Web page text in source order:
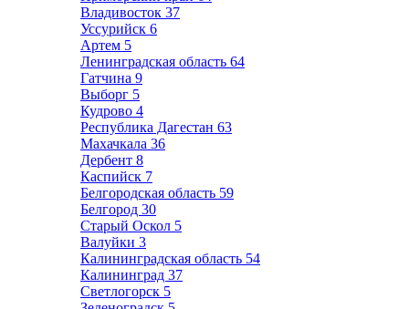
Владивосток 37
Уссурийск 6
Артем 5
Ленинградская область 64
Гатчина 9
Выборг 5
Кудрово 4
Республика Дагестан 63
Махачкала 36
Дербент 8
Каспийск 7
Белгородская область 59
Белгород 30
Старый Оскол 5
Валуйки 3
Калининградская область 54
Калининград 37
Светлогорск 5